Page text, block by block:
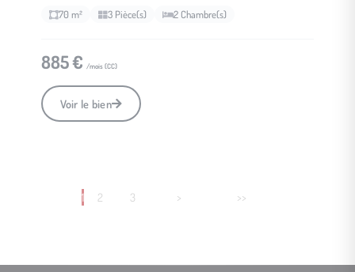
70 m² 3 Pièce(s) 2 Chambre(s)
885 € /mois (CC)
Voir le bien
1 2 3 > >>